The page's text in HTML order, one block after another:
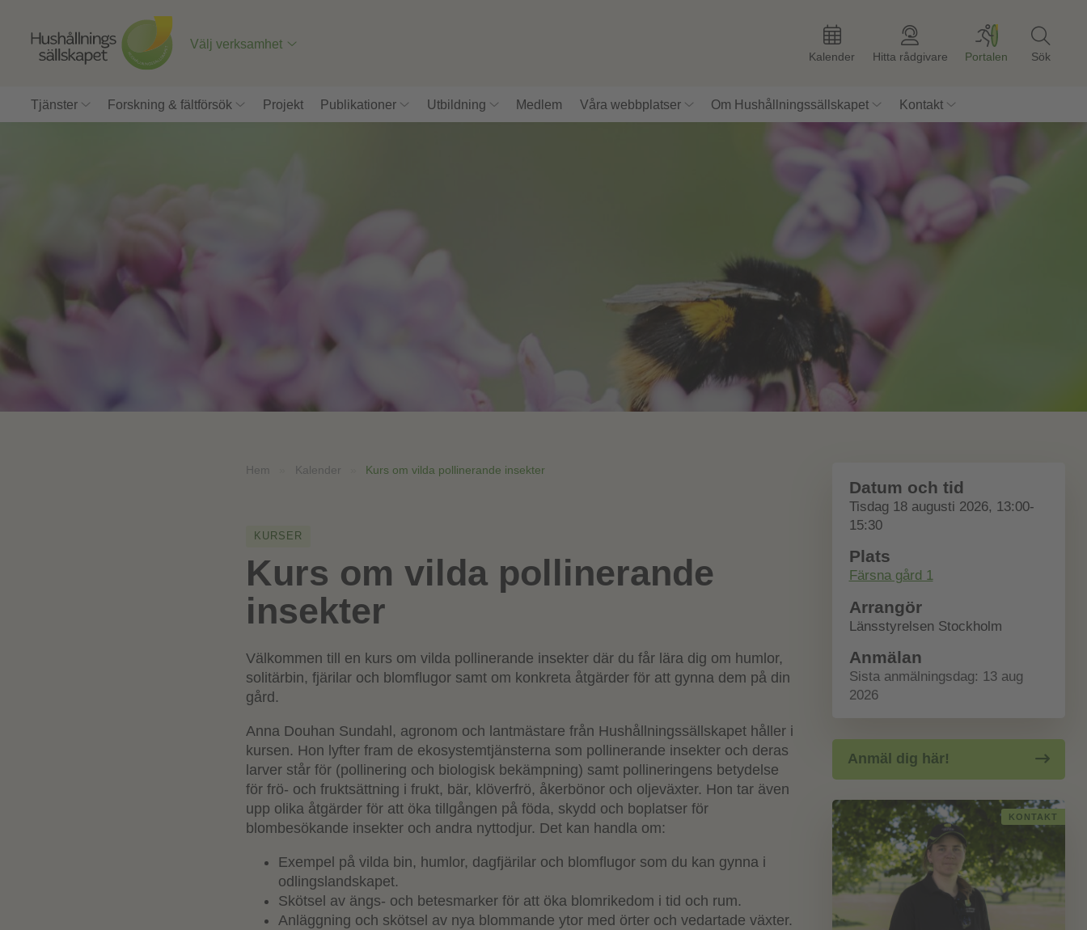
Välj verksamhet
Kalender Hitta rådgivare Portalen Sök
Tjänster Forskning & fältförsök Projekt Publikationer Utbildning Medlem Våra webbplatser Om Hushållningssällskapet Kontakt
Hem Kalender Kurs om vilda pollinerande insekter
KURSER
Kurs om vilda pollinerande
insekter
Välkommen till en kurs om vilda pollinerande insekter där du får lära dig om humlor,
solitärbin, fjärilar och blomflugor samt om konkreta åtgärder för att gynna dem på din
gård.
Anna Douhan Sundahl, agronom och lantmästare från Hushållningssällskapet håller i
kursen. Hon lyfter fram de ekosystemtjänsterna som pollinerande insekter och deras
larver står för (pollinering och biologisk bekämpning) samt pollineringens betydelse
för frö- och fruktsättning i frukt, bär, klöverfrö, åkerbönor och oljeväxter. Hon tar även
upp olika åtgärder för att öka tillgången på föda, skydd och boplatser för
blombesökande insekter och andra nyttodjur. Det kan handla om:
Exempel på vilda bin, humlor, dagfjärilar och blomflugor som du kan gynna i
odlingslandskapet.
Skötsel av ängs- och betesmarker för att öka blomrikedom i tid och rum.
Anläggning och skötsel av nya blommande ytor med örter och vedartade växter.
Datum och tid
Tisdag 18 augusti 2026, 13:00-
15:30
Plats
Färsna gård 1
Arrangör
Länsstyrelsen Stockholm
Anmälan
Sista anmälningsdag: 13 aug
2026
Anmäl dig här!
KONTAKT